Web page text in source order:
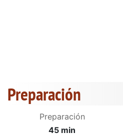
Preparación
Preparación
45 min